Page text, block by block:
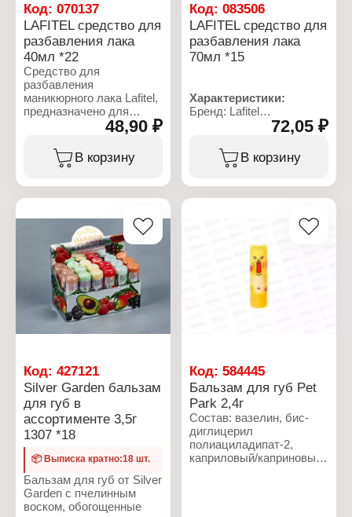
Код: 070137
LAFITEL средство для
разбавления лака
40мл *22
Средство для
разбавления
маникюрного лака Lafitel,
предназначено для
восстановления
свойства загустевшего
лака для ногтей.
Жидкость содержит
содержит ацетона,
масла и воды, поэтому
она не меняет структуры
лака. Цвет остаётся
насыщенным.
Рекомендации по
применению: добавить
немного средства во
флакон с лаком и
взболтать. При
разбавителя до нужной
консистенции. Состав:
этилацетат, бутилацетат,
спирт изопропиловый
абсолютированный.
Характеристики:
Бренд: Lafitel
Тип товара: Средство
для разбавления лака
Назначение: для
маникюрного лака
48,90 ₽
В корзину
Код:083506
LAFITEL средство для
разбавления лака
70мл *15
Характеристики:
Бренд: Lafitel
Тип товара: Средство
для разбавления лака
Назначение: для
маникюрного лака
72,05 ₽
В корзину
Код: 427121
Silver Garden бальзам
для губ в
ассортименте 3,5г
1307 *18
📦 Выписка кратно:18 шт.
Бальзам для губ от Silver
Garden с пчелинным
воском, обогощенные
Код:584445
Бальзам для губ Pet
Park 2,4г
Состав: вазелин, бис-
диглицерил
полиациладипат-2,
каприловый/каприновый